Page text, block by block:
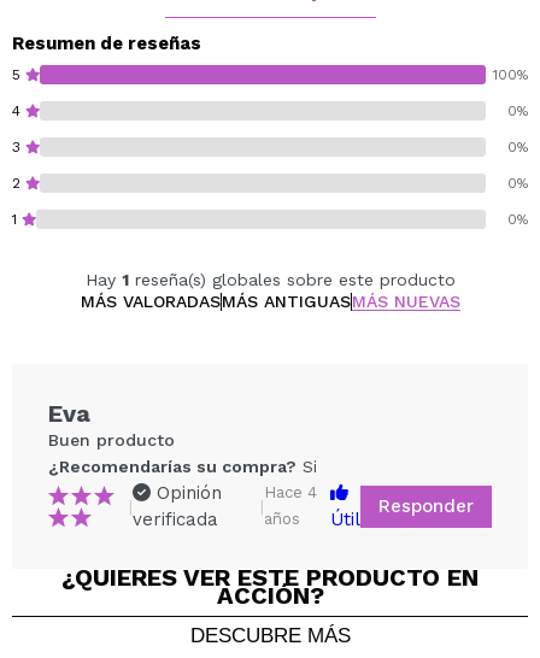
Lámpara LED UV 48 W – 30 seg.
Lámpara LED UV 60 W – 15 seg.
Lámpara UV 36 W – 120 seg
Cruelty free.
Resumen de reseñas
5 100%
4 0%
3 0%
2 0%
1 0%
Hay 1reseña(s) globales sobre este producto
MÁS VALORADASMÁS ANTIGUASMÁS NUEVAS
Compartir un vídeo o una foto
Eva
Buen producto
¿Recomendarías su compra? Si
|
Opinión
verificada
|
Hace 4
años
Útil
Responder
¿QUIERES VER ESTE PRODUCTO EN
ACCIÓN?
DESCUBRE MÁS